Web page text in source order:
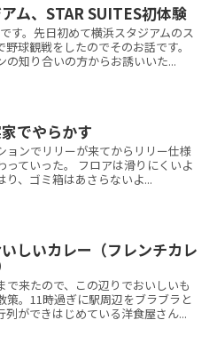
ム、STAR SUITES初体験
す。先日初めて横浜スタジアムのス
野球観戦をしたのでそのお話です。
の知り合いの方からお誘いいた...
でやらかす
ョンでリリーが来てからリリー仕様
っていった。 フロアは滑りにくいよ
り、ゴミ箱はあさらないよ...
しいカレー（フレンチカレ
で来たので、この辺りでおいしいも
策。11時過ぎに駅周辺をブラブラと
列ができはじめている洋食屋さん...